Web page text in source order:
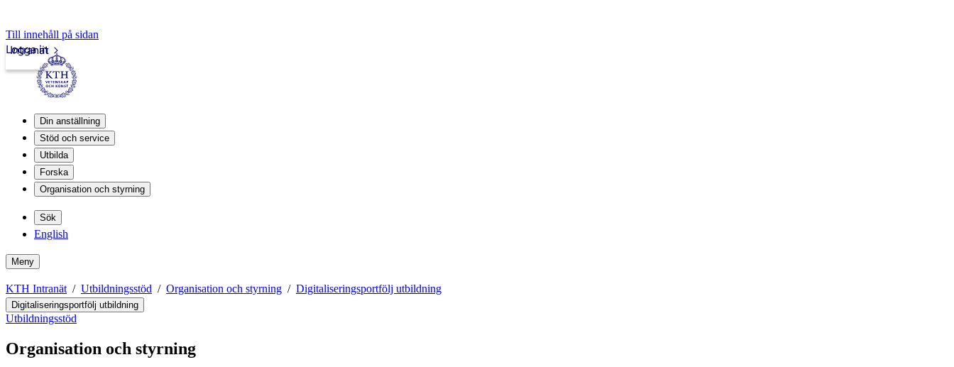
Till innehåll på sidan
Intranät
Logga in
Din anställning
Stöd och service
Utbilda
Forska
Organisation och styrning
Sök
English
Meny
KTH Intranät Utbildningsstöd Organisation och styrning Digitaliseringsportfölj utbildning
Digitaliseringsportfölj utbildning
Utbildningsstöd
Organisation och styrning